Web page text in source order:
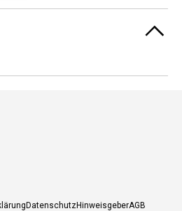
DatenschutzHinweisgeberAGB